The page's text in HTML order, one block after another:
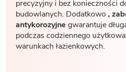
precyzyjny i bez konieczności
budowlanych. Dodatkowo ,
antykorozyjne gwarantuje
podczas codziennego
warunkach łazienkowych.